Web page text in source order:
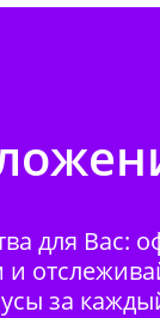
для Вас:
за